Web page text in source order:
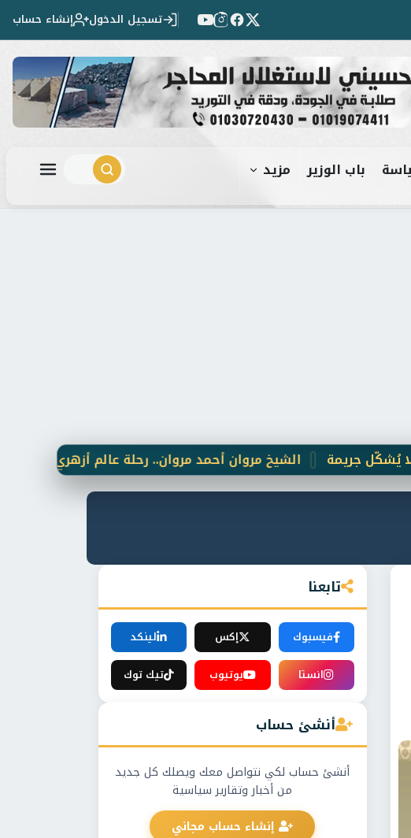
تسجيل الدخول إنشاء حساب
باب الوزير مزيد
الشيخ مروان أحمد مروان.. رحلة عالم أزهري وقطب "خلوتي"
تابعنا
فيسبوك إكس
لينكد
انستا
يوتيوب تيك توك
أنشئ حساب
أنشئ حساب لكي نتواصل معك ويصلك كل جديد
من أخبار وتقارير سياسية
إنشاء حساب مجاني